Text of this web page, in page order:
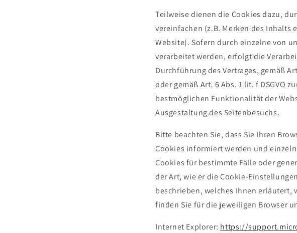
Teilweise dienen die Cookies dazu,
vereinfachen (z.B. Merken des Inhalts
Website). Sofern durch einzelne von
verarbeitet werden, erfolgt die
Durchführung des Vertrages, gemäß
oder gemäß Art. 6 Abs. 1 lit. f DSGVO
bestmöglichen Funktionalität der
Ausgestaltung des Seitenbesuchs.
Bitte beachten Sie, dass Sie Ihren
Cookies informiert werden und
Cookies für bestimmte Fälle oder
der Art, wie er die Cookie-
beschrieben, welches Ihnen erläutert,
finden Sie für die jeweiligen Browser
Internet Explorer: https://